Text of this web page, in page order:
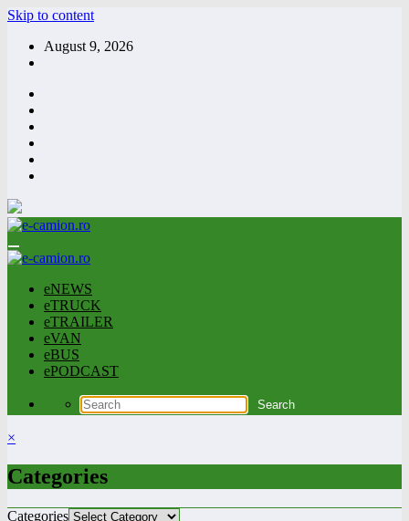
Skip to content
August 9, 2026
eNEWS
eTRUCK
eTRAILER
eVAN
eBUS
ePODCAST
×
Categories
Categories